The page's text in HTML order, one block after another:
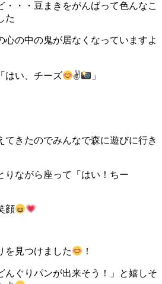
・・・豆まきをがんばって色んなこ
た
心の中の鬼が居なくなっていますよ
はい、チーズ ✌ 」
てきたのでみんなで森に遊びに行き
りながら座って「はい！ちー
顔
を見つけました ！
んぐりパンが出来そう！」と嬉しそ